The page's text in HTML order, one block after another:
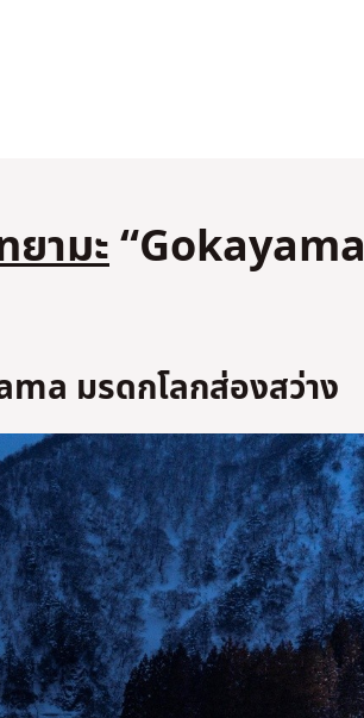
ยามะ“Gokayama
มรดกโลกส่องสว่าง
ไม่ใช่
ไม่ใช่